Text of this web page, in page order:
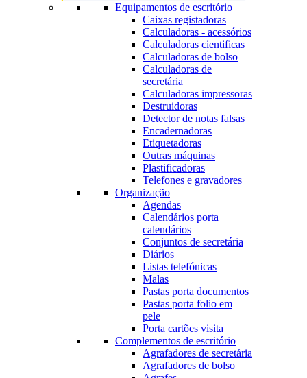
Equipamentos de escritório
Caixas registadoras
Calculadoras - acessórios
Calculadoras cientificas
Calculadoras de bolso
Calculadoras de
secretária
Calculadoras impressoras
Destruidoras
Detector de notas falsas
Encadernadoras
Etiquetadoras
Outras máquinas
Plastificadoras
Telefones e gravadores
Organização
Agendas
Calendários porta
calendários
Conjuntos de secretária
Diários
Listas telefónicas
Malas
Pastas porta documentos
Pastas porta folio em
pele
Porta cartões visita
Complementos de escritório
Agrafadores de secretária
Agrafadores de bolso